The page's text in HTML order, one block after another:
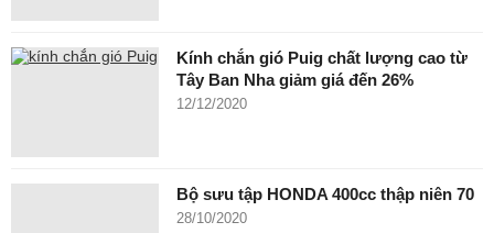
Kính chắn gió Puig chất lượng cao từ
Tây Ban Nha giảm giá đến 26%
12/12/2020
Bộ sưu tập HONDA 400cc thập niên 70
28/10/2020